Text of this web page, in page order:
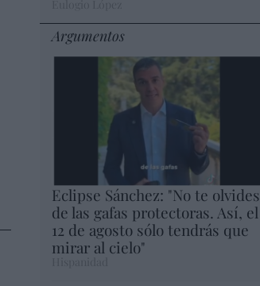
Argumentos
Eclipse Sánchez: "No te olvides
de las gafas protectoras. Así, el
12 de agosto sólo tendrás que
mirar al cielo"